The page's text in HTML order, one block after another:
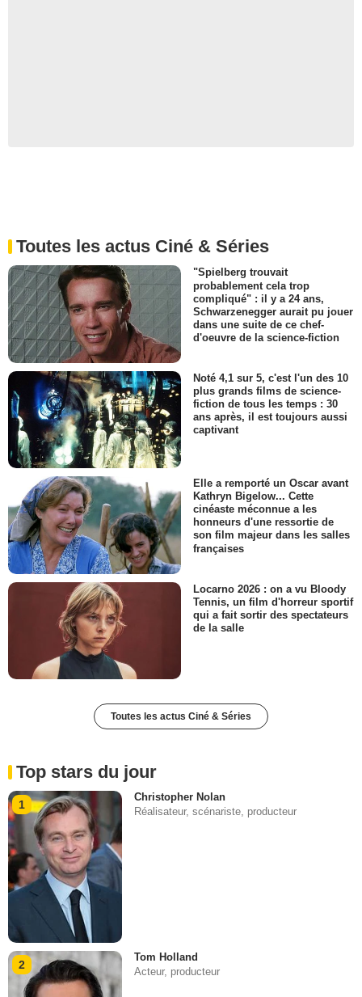
Toutes les actus Ciné & Séries
"Spielberg trouvait
probablement cela trop
compliqué" : il y a 24 ans,
Schwarzenegger aurait pu jouer
dans une suite de ce chef-
d'oeuvre de la science-fiction
Noté 4,1 sur 5, c'est l'un des 10
plus grands films de science-
fiction de tous les temps : 30
ans après, il est toujours aussi
captivant
Elle a remporté un Oscar avant
Kathryn Bigelow... Cette
cinéaste méconnue a les
honneurs d'une ressortie de
son film majeur dans les salles
françaises
Locarno 2026 : on a vu Bloody
Tennis, un film d'horreur sportif
qui a fait sortir des spectateurs
de la salle
Toutes les actus Ciné & Séries
Top stars du jour
1
Christopher Nolan
Réalisateur, scénariste, producteur
2
Tom Holland
Acteur, producteur